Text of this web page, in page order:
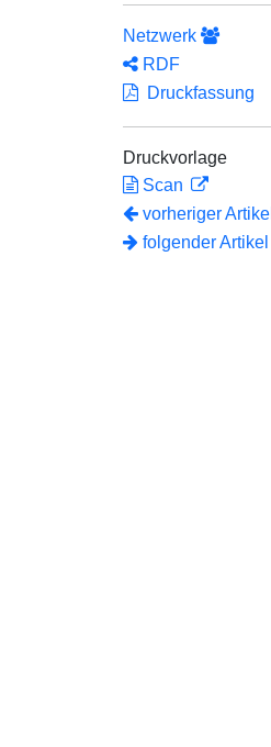
Netzwerk
RDF
Druckfassung
Druckvorlage
Scan
vorheriger Artikel
folgender Artikel